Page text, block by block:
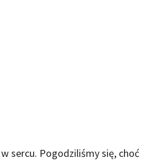
sercu. Pogodziliśmy się, choć